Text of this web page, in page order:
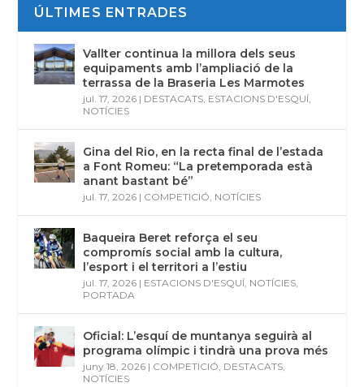
ÚLTIMES ENTRADES
Vallter continua la millora dels seus
equipaments amb l’ampliació de la
terrassa de la Braseria Les Marmotes
jul. 17, 2026 | DESTACATS, ESTACIONS D'ESQUÍ,
NOTÍCIES
Gina del Rio, en la recta final de l’estada
a Font Romeu: “La pretemporada està
anant bastant bé”
jul. 17, 2026 | COMPETICIÓ, NOTÍCIES
Baqueira Beret reforça el seu
compromís social amb la cultura,
l’esport i el territori a l’estiu
jul. 17, 2026 | ESTACIONS D'ESQUÍ, NOTÍCIES,
PORTADA
Oficial: L’esquí de muntanya seguirà al
programa olímpic i tindrà una prova més
juny 18, 2026 | COMPETICIÓ, DESTACATS,
NOTÍCIES